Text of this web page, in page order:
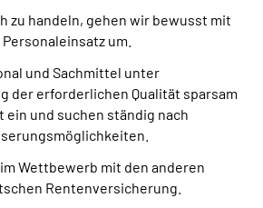
zu handeln, gehen wir bewusst mit
um.
und Sachmittel unter
der erforderlichen Qualität sparsam
und suchen ständig nach
Wettbewerb mit den anderen
Rentenversicherung.